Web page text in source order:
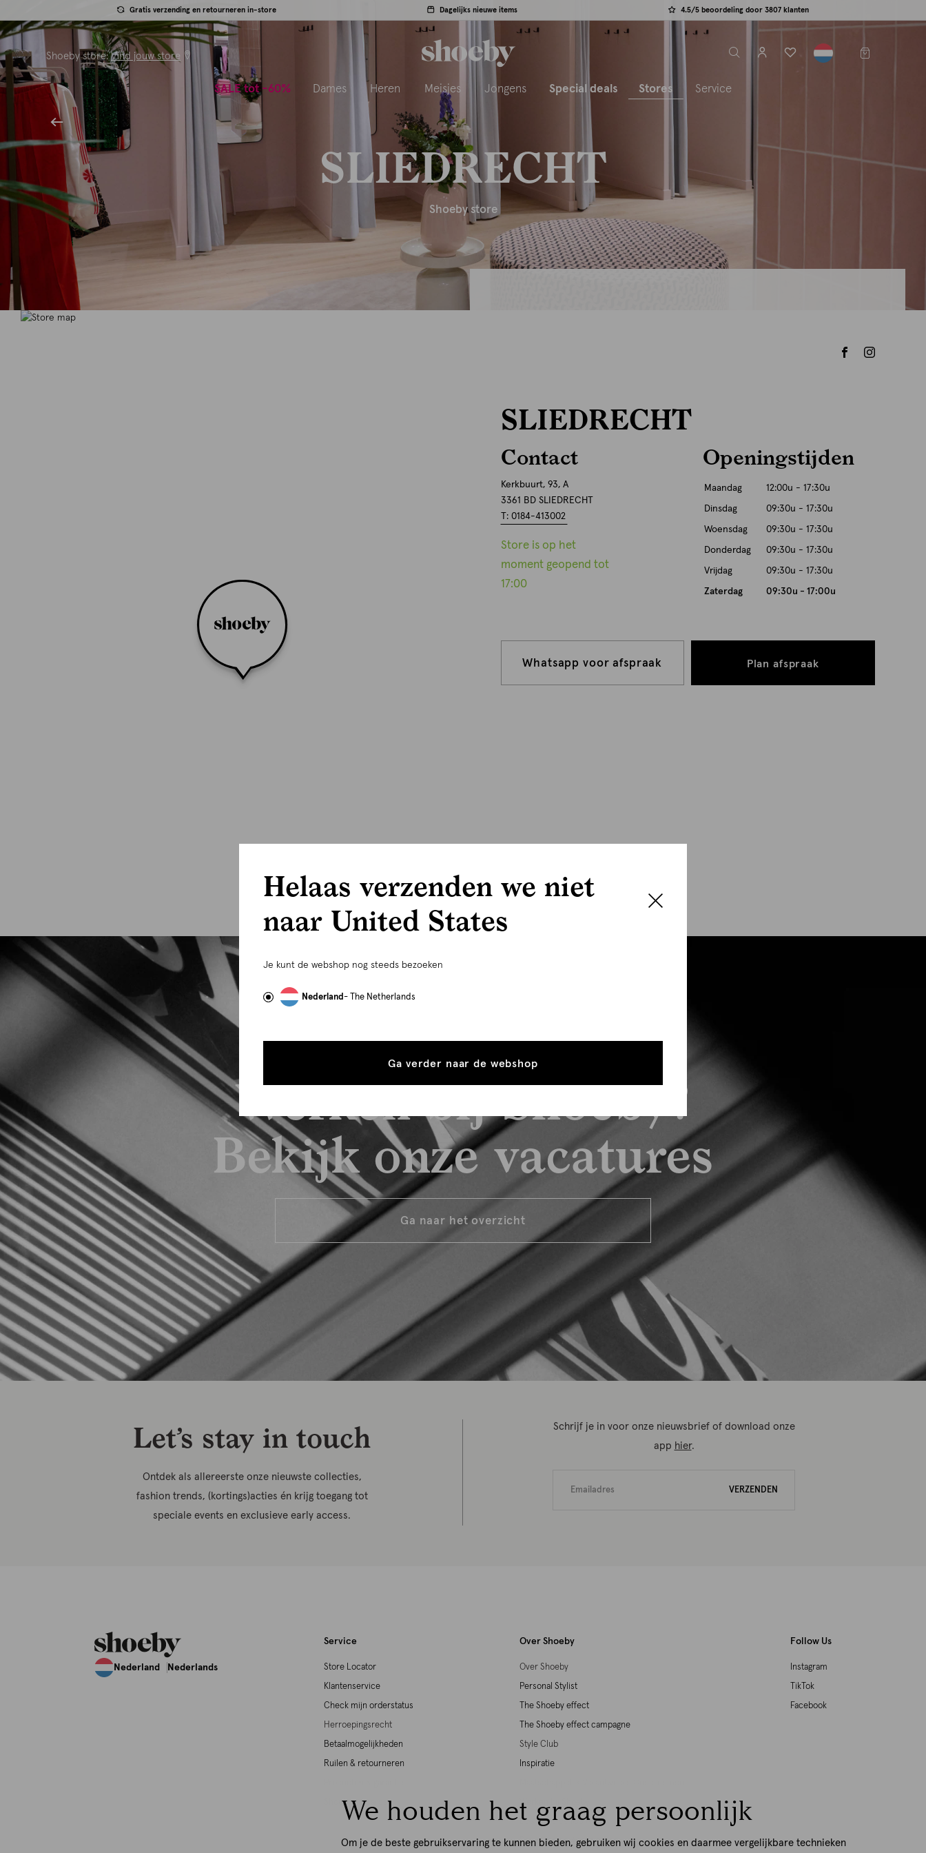
We houden het graag persoonlijk
Om je de beste gebruikservaring te kunnen bieden, gebruiken wij cookies en daarmee vergelijkbare technieken
Gratis verzending en retourneren in-store Dagelijks nieuwe items 4.5/5 beoordeling door 3807 klanten
Shoeby store:Vind jouw store
label.header.toggle
SALE tot -60% Dames Heren Meisjes Jongens Special deals Stores Service
SLIEDRECHT
Shoeby store
SLIEDRECHT
Contact
Kerkbuurt, 93, A
3361 BD SLIEDRECHT
T: 0184-413002
Store is op het
moment geopend tot
17:00
Whatsapp voor afspraak Plan afspraak
Openingstijden
Maandag 12:00u - 17:30u
Dinsdag 09:30u - 17:30u
Woensdag 09:30u - 17:30u
Donderdag 09:30u - 17:30u
Vrijdag 09:30u - 17:30u
Zaterdag 09:30u - 17:00u
Werken bij Shoeby?
Bekijk onze vacatures
Ga naar het overzicht
Let’s stay in touch
Ontdek als allereerste onze nieuwste collecties,
fashion trends, (kortings)acties én krijg toegang tot
speciale events en exclusieve early access.
Schrijf je in voor onze nieuwsbrief of download onze
app hier.
VERZENDEN
Nederland Nederlands
Service
Store Locator
Klantenservice
Check mijn orderstatus
Herroepingsrecht
Betaalmogelijkheden
Ruilen & retourneren
Shoeby giftcards
Over Shoeby
Over Shoeby
Personal Stylist
The Shoeby effect
The Shoeby effect campagne
Style Club
Inspiratie
Werken bij Shoeby
Download de iOS App
Download de Android App
Follow Us
Instagram
TikTok
Facebook
Helaas verzenden we niet
naar United States
Je kunt de webshop nog steeds bezoeken
Nederland- The Netherlands
Ga verder naar de webshop